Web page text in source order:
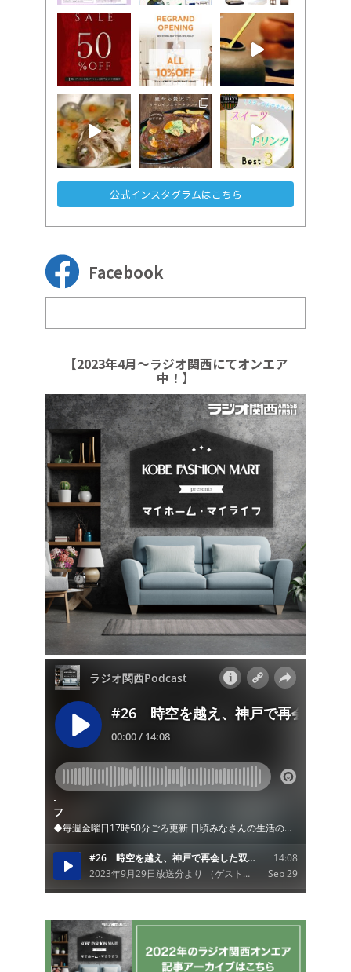
公式インスタグラムはこちら
Facebook
【2023年4月～ラジオ関西にてオンエア
中！】